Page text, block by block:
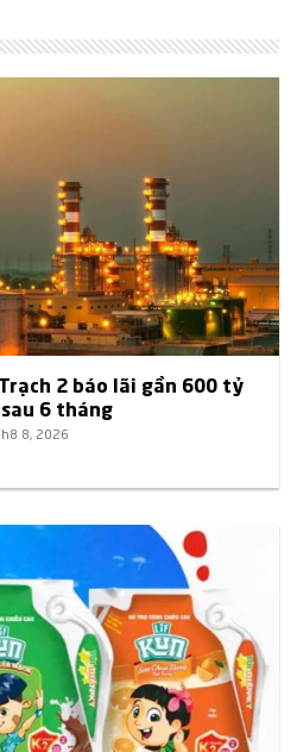
2 báo lãi gần 600 tỷ
6 tháng
Th8 8, 2026